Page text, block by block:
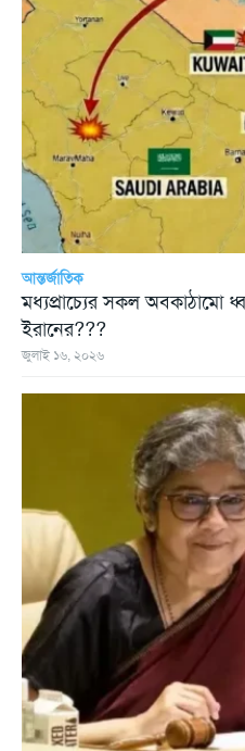
আন্তর্জাতিক
মধ্যপ্রাচ্যের সকল অবকাঠামো
ইরানের???
জুলাই ১৬, ২০২৬